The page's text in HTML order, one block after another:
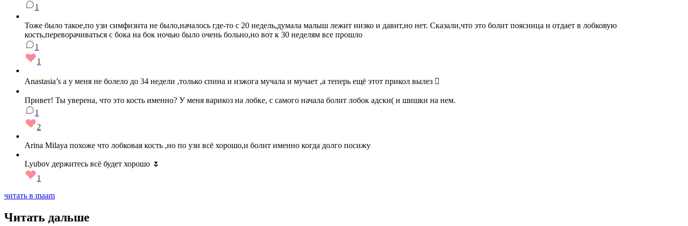
1
Тоже было такое,по узи симфизита не было,началось где-то с 20 недель,думала малыш лежит низко и давит,но нет. Сказали,что это болит поясница и отдает в лобковую
кость,переворачиваться с бока на бок ночью было очень больно,но вот к 30 неделям все прошло
1
1
Anastasia’s а у меня не болело до 34 недели ,только спина и изжога мучала и мучает ,а теперь ещё этот прикол вылез 🫩
Привет! Ты уверена, что это кость именно? У меня варикоз на лобке, с самого начала болит лобок адски( и шишки на нем.
1
2
Arina Milaya похоже что лобковая кость ,но по узи всё хорошо,и болит именно когда долго посижу
Lyubov держитесь всё будет хорошо 🌷
1
читать в maam
Читать дальше